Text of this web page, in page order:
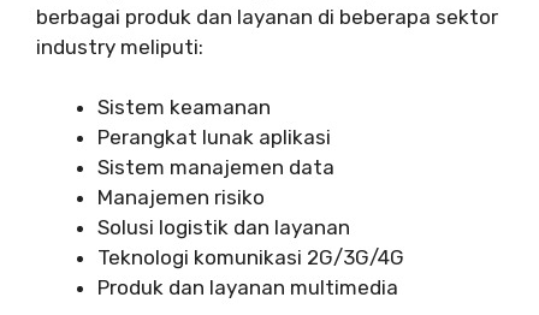
berbagai produk dan layanan di beberapa sektor
industry meliputi:
Sistem keamanan
Perangkat lunak aplikasi
Sistem manajemen data
Manajemen risiko
Solusi logistik dan layanan
Teknologi komunikasi 2G/3G/4G
Produk dan layanan multimedia